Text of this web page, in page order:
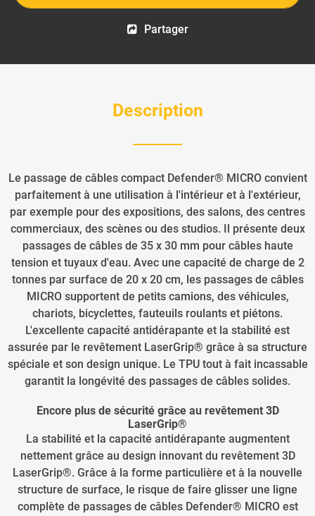
Partager
Description
Le passage de câbles compact Defender® MICRO convient
parfaitement à une utilisation à l'intérieur et à l'extérieur,
par exemple pour des expositions, des salons, des centres
commerciaux, des scènes ou des studios. Il présente deux
passages de câbles de 35 x 30 mm pour câbles haute
tension et tuyaux d'eau. Avec une capacité de charge de 2
tonnes par surface de 20 x 20 cm, les passages de câbles
MICRO supportent de petits camions, des véhicules,
chariots, bicyclettes, fauteuils roulants et piétons.
L'excellente capacité antidérapante et la stabilité est
assurée par le revêtement LaserGrip® grâce à sa structure
spéciale et son design unique. Le TPU tout à fait incassable
garantit la longévité des passages de câbles solides.
Encore plus de sécurité grâce au revêtement 3D
LaserGrip®
La stabilité et la capacité antidérapante augmentent
nettement grâce au design innovant du revêtement 3D
LaserGrip®. Grâce à la forme particulière et à la nouvelle
structure de surface, le risque de faire glisser une ligne
complète de passages de câbles Defender® MICRO est